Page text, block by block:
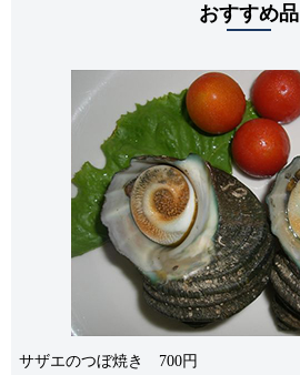
おすすめ品
サザエのつぼ焼き 700円